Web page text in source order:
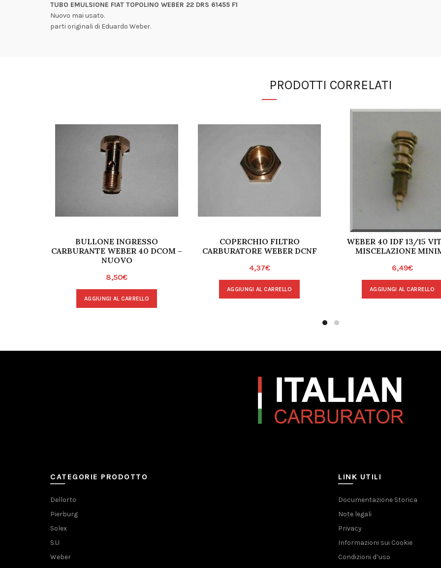
TUBO EMULSIONE FIAT TOPOLINO WEBER 22 DRS 61455 F1
Nuovo mai usato.
parti originali di Eduardo Weber.
PRODOTTI CORRELATI
BULLONE INGRESSO
CARBURANTE WEBER 40 DCOM –
NUOVO
8,50€
AGGIUNGI AL CARRELLO
COPERCHIO FILTRO
CARBURATORE WEBER DCNF
4,37€
AGGIUNGI AL CARRELLO
WEBER 40 IDF 13/15
MISCELAZIONE
6,49€
AGGIUNGI AL CARRELLO
CATEGORIE PRODOTTO
Dellorto
Pierburg
Solex
S.U
Weber
LINK UTILI
Documentazione Storica
Note legali
Privacy
Informazioni sui Cookie
Condizioni d’uso